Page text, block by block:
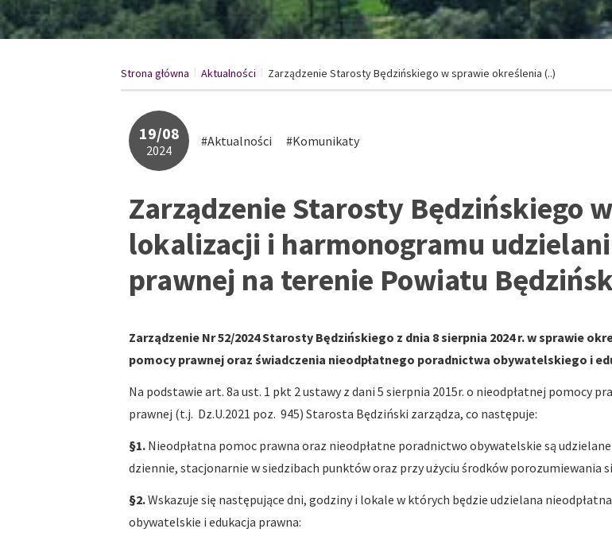
Strona główna /
Aktualności /
Zarządzenie Starosty Będzińskiego w sprawie określenia (..)
19/08
2024
#Aktualności #Komunikaty
Zarządzenie Starosty Będzińskiego
lokalizacji i harmonogramu
prawnej na terenie Powiatu
Zarządzenie Nr 52/2024 Starosty Będzińskiego z dnia 8 sierpnia 2024 r.w sprawie
pomocy prawnej oraz świadczenia nieodpłatnego poradnictwa obywatelskiego i
Na podstawie art. 8a ust. 1 pkt 2 ustawy z dani 5 sierpnia 2015r. o nieodpłatnej pomocy
prawnej (t.j. Dz.U.2021 poz. 945) Starosta Będziński zarządza, co następuje:
§1. Nieodpłatna pomoc prawna oraz nieodpłatne poradnictwo obywatelskie są
dziennie, stacjonarnie w siedzibach punktów oraz przy użyciu środków porozumiewania
§2.Wskazuje się następujące dni, godziny i lokale w których będzie udzielana
obywatelskie i edukacja prawna: